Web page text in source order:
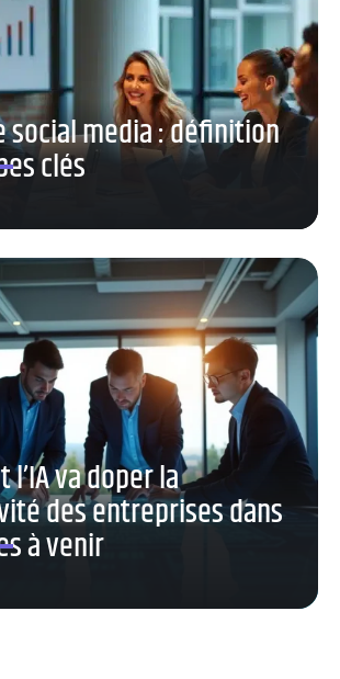
social media : définition
clés
l’IA va doper la
des entreprises dans
à venir